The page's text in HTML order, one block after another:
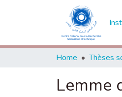
Home
Lemme